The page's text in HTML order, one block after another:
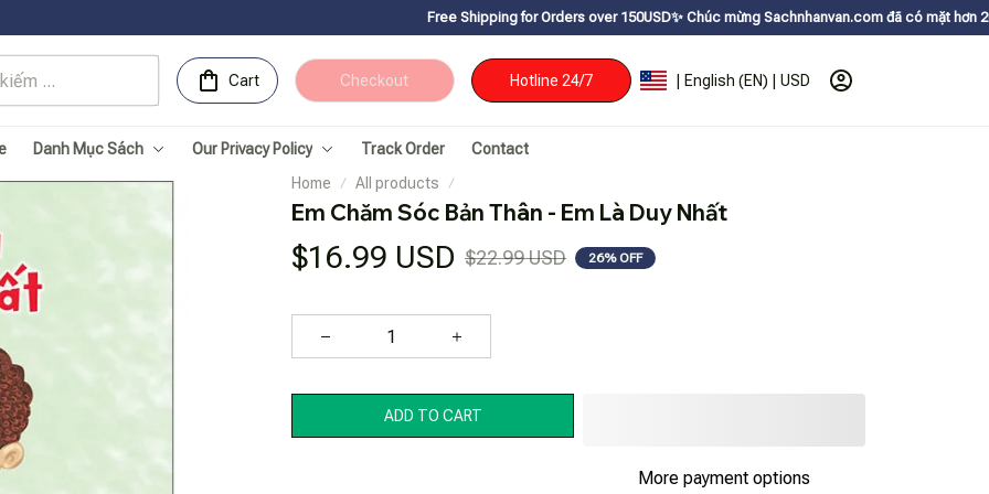
Free Shipping for Orders over 150USDㅤ✨ Chúc mừng Sachnhanvan.com đã có mặt hơn 200 quốc gia như
Cart Checkout Hotline 24/7 | English (EN) | USD
Danh Mục Sách Our Privacy Policy Track Order
Contact
Home
All products
Em Chăm Sóc Bản Thân - Em Là Duy Nhất
$16.99 USD $22.99 USD 26% OFF
ADD TO CART
More payment options